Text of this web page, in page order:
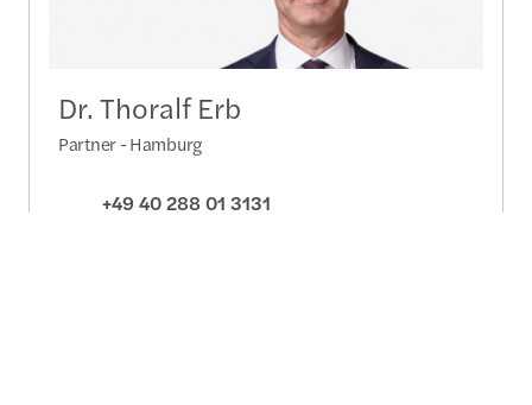
Dr. Thoralf Erb
Partner - Hamburg
+49 40 288 01 3131